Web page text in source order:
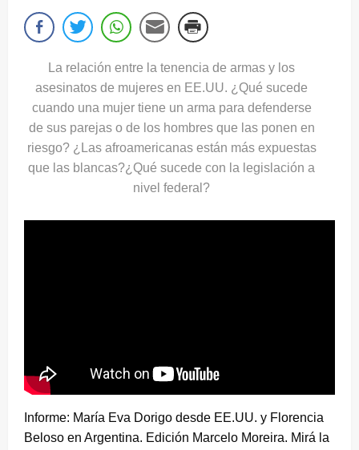
La relación entre la tenencia de armas y los
asesinatos de mujeres en EE.UU. ¿Qué sucede
cuando una mujer tiene un arma para defenderse
de sus parejas o de los hombres que las ponen en
riesgo? ¿Las afroamericanas están más expuestas
que las blancas?¿Qué sucede con la legislación a
nivel federal?
Informe: María Eva Dorigo desde EE.UU. y Florencia
Beloso en Argentina. Edición Marcelo Moreira. Mirá la